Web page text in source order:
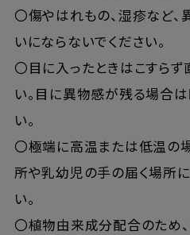
〇傷やはれもの、湿疹など
いにならないでください。
〇目に入ったときはこすらず
い。目に異物感が残る場合
い。
〇極端に高温または低温の
所や乳幼児の手の届く場所
い。
〇植物由来成分配合のため